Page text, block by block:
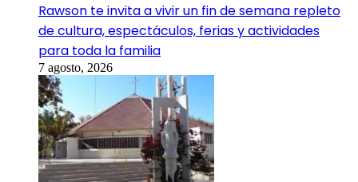
Rawson te invita a vivir un fin de semana repleto
de cultura, espectáculos, ferias y actividades
para toda la familia
7 agosto, 2026